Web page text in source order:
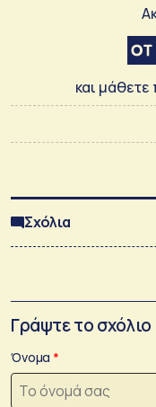
και μάθετε
Σχόλια
Γράψτε το
Όνομα